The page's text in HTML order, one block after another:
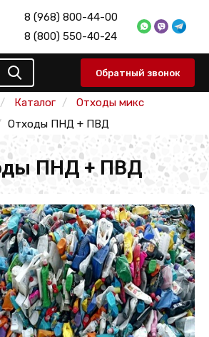
8 (968) 800-44-00
8 (800) 550-40-24
Обратный звонок
Каталог
Отходы микс
Отходы ПНД + ПВД
ПНД + ПВД